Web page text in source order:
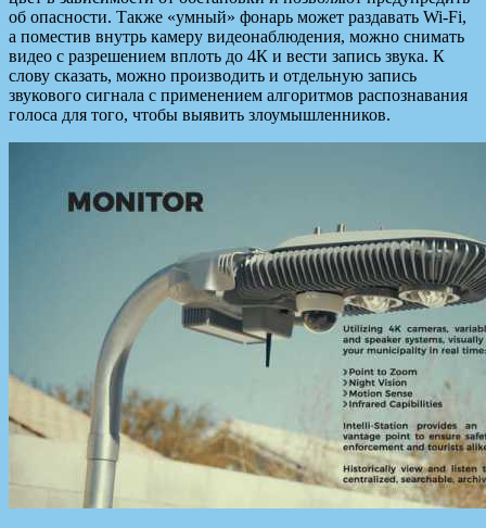
об опасности. Также «умный» фонарь может раздавать Wi-Fi,
а поместив внутрь камеру видеонаблюдения, можно снимать
видео с разрешением вплоть до 4К и вести запись звука. К
слову сказать, можно производить и отдельную запись
звукового сигнала с применением алгоритмов распознавания
голоса для того, чтобы выявить злоумышленников.